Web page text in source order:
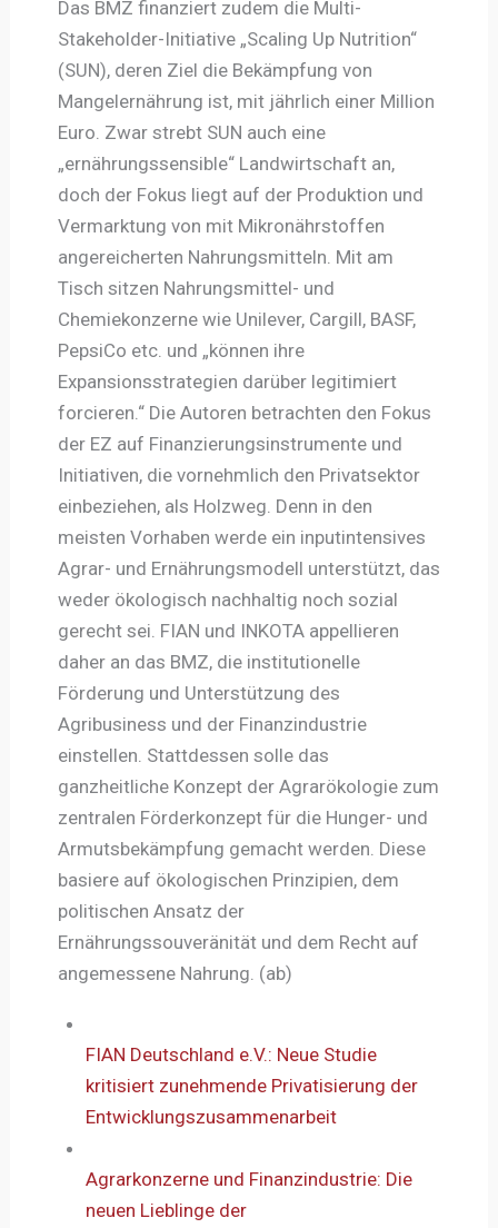
Das BMZ finanziert zudem die Multi-
Stakeholder-Initiative „Scaling Up Nutrition“
(SUN), deren Ziel die Bekämpfung von
Mangelernährung ist, mit jährlich einer Million
Euro. Zwar strebt SUN auch eine
„ernährungssensible“ Landwirtschaft an,
doch der Fokus liegt auf der Produktion und
Vermarktung von mit Mikronährstoffen
angereicherten Nahrungsmitteln. Mit am
Tisch sitzen Nahrungsmittel- und
Chemiekonzerne wie Unilever, Cargill, BASF,
PepsiCo etc. und „können ihre
Expansionsstrategien darüber legitimiert
forcieren.“ Die Autoren betrachten den Fokus
der EZ auf Finanzierungsinstrumente und
Initiativen, die vornehmlich den Privatsektor
einbeziehen, als Holzweg. Denn in den
meisten Vorhaben werde ein inputintensives
Agrar- und Ernährungsmodell unterstützt, das
weder ökologisch nachhaltig noch sozial
gerecht sei. FIAN und INKOTA appellieren
daher an das BMZ, die institutionelle
Förderung und Unterstützung des
Agribusiness und der Finanzindustrie
einstellen. Stattdessen solle das
ganzheitliche Konzept der Agrarökologie zum
zentralen Förderkonzept für die Hunger- und
Armutsbekämpfung gemacht werden. Diese
basiere auf ökologischen Prinzipien, dem
politischen Ansatz der
Ernährungssouveränität und dem Recht auf
angemessene Nahrung. (ab)
FIAN Deutschland e.V.: Neue Studie
kritisiert zunehmende Privatisierung der
Entwicklungszusammenarbeit
Agrarkonzerne und Finanzindustrie: Die
neuen Lieblinge der